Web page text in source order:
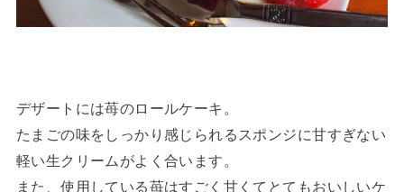
デザートには苺のロールケーキ。
たまごの味をしっかり感じられるスポンジに甘すぎない
軽い生クリームがよく合います。
また、使用している苺はすごく甘くてとてもおいしいケ